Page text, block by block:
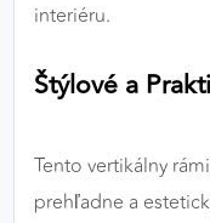
interiéru.
Štýlové a
Tento vertikálny
prehľadne a
našom webe aj